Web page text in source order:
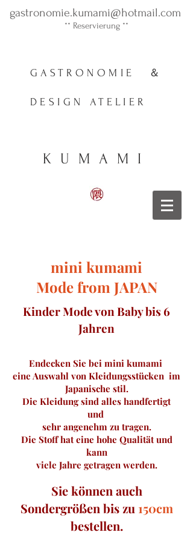
gastronomie.kumami@hotmail.com
** ​Reservierung **
GASTRONOMIE ＆
DESIGN ATELIER
KUMAMI
mini kumami
Mode from JAPAN
Kinder Mode von Baby bis 6
Jahren
Endecken Sie bei mini kumami
eine Auswahl von Kleidungsstücken im
Japanische stil.
Die Kleidung sind alles handfertigt
und
sehr angenehm zu tragen.
Die Stoff hat eine hohe Qualität und
kann
viele Jahre getragen werden.
Sie können auch
Sondergrößen bis zu 150cm
bestellen.